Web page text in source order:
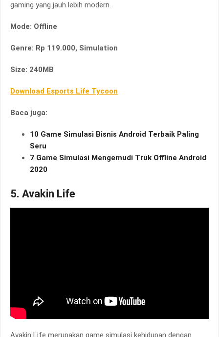
gaming yang jauh lebih modern.
Mode: Offline
Genre: Rp 119.000, Simulation
Size: 240MB
Download Esports Life Tycoon
Baca juga:
10 Game Simulasi Bisnis Android Terbaik Paling
Seru
7 Game Simulasi Mengemudi Truk Offline Android
2020
5. Avakin Life
Avakin Life merupakan game simulasi kehidupan dengan